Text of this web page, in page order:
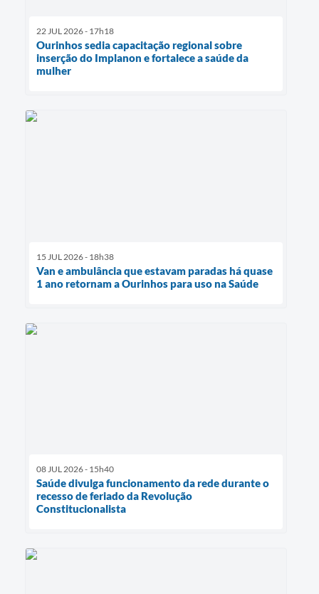
22 JUL 2026 - 17h18
Ourinhos sedia capacitação regional sobre
inserção do Implanon e fortalece a saúde da
mulher
15 JUL 2026 - 18h38
Van e ambulância que estavam paradas há quase
1 ano retornam a Ourinhos para uso na Saúde
08 JUL 2026 - 15h40
Saúde divulga funcionamento da rede durante o
recesso de feriado da Revolução
Constitucionalista